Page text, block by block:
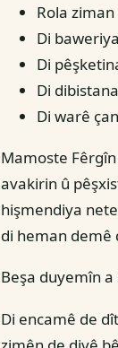
Rola
Di
Di
Di
Di warê
Mamoste
avakirin û
hişmendiya
di heman demê
Beşa duyemîn
Di encamê de